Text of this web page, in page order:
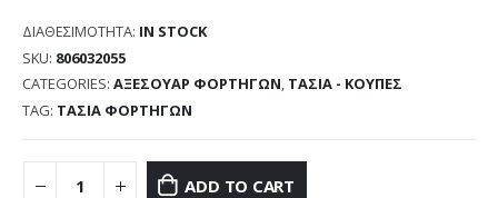
ΔΙΑΘΕΣΙΜΌΤΗΤΑ: IN STOCK
SKU: 806032055
CATEGORIES: ΑΞΕΣΟΥΑΡ ΦΟΡΤΗΓΩΝ, ΤΑΣΙΑ - ΚΟΥΠΕΣ
TAG: ΤΑΣΙΑ ΦΟΡΤΗΓΩΝ
ADD TO CART